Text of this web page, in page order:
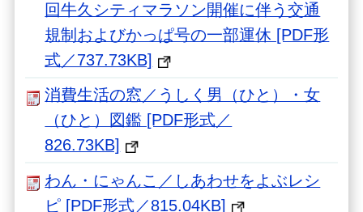
回牛久シティマラソン開催に伴う交通
規制およびかっぱ号の一部運休 [PDF形
式／737.73KB]
消費生活の窓／うしく男（ひと）・女
（ひと）図鑑 [PDF形式／
826.73KB]
わん・にゃんこ／しあわせをよぶレシ
ピ [PDF形式／815.04KB]